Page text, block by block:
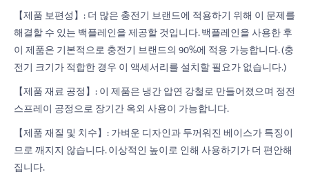
【제품 보편성】: 더 많은 충전기 브랜드에 적용하기 위해 이 문제를
해결할 수 있는 백플레인을 제공할 것입니다. 백플레인을 사용한 후
이 제품은 기본적으로 충전기 브랜드의 90%에 적용 가능합니다. (충
전기 크기가 적합한 경우 이 액세서리를 설치할 필요가 없습니다.)
【제품 재료 공정】: 이 제품은 냉간 압연 강철로 만들어졌으며 정전
스프레이 공정으로 장기간 옥외 사용이 가능합니다.
【제품 재질 및 치수】: 가벼운 디자인과 두꺼워진 베이스가 특징이
므로 깨지지 않습니다. 이상적인 높이로 인해 사용하기가 더 편안해
집니다.